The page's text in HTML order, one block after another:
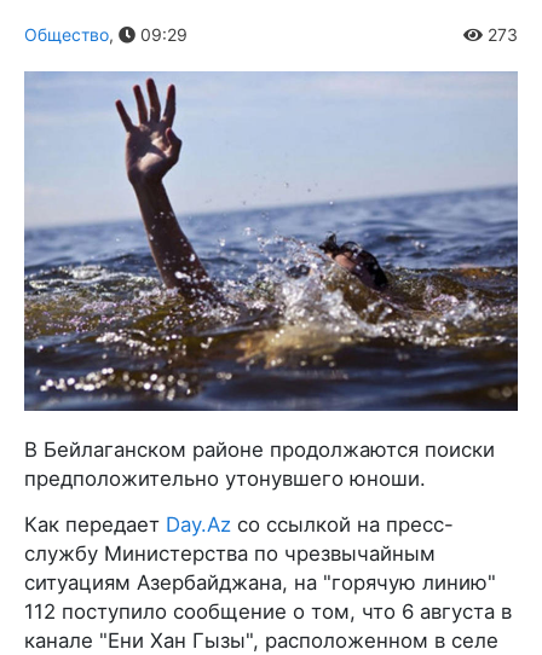
Общество, 09:29 273
В Бейлаганском районе продолжаются поиски
предположительно утонувшего юноши.
Как передает Day.Az со ссылкой на пресс-
службу Министерства по чрезвычайным
ситуациям Азербайджана, на "горячую линию"
112 поступило сообщение о том, что 6 августа в
канале "Ени Хан Гызы", расположенном в селе